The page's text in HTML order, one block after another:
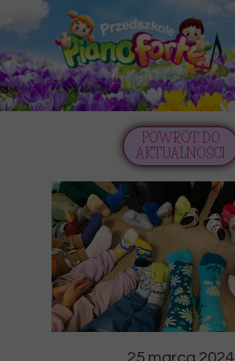
POWRÓT DO
AKTUALNOŚCI
25 marca 2024